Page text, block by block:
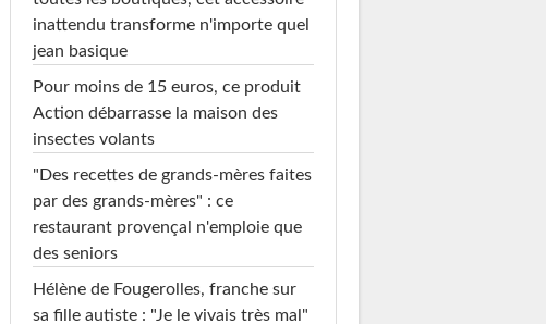
inattendu transforme n'importe quel
jean basique
Pour moins de 15 euros, ce produit
Action débarrasse la maison des
insectes volants
"Des recettes de grands-mères faites
par des grands-mères" : ce
restaurant provençal n'emploie que
des seniors
Hélène de Fougerolles, franche sur
sa fille autiste : "Je le vivais très mal"